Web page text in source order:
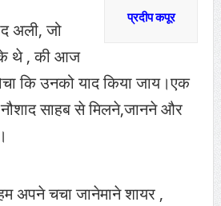
प्रदीप कपूर
अली, जो
थे , की आज
कि उनको याद किया जाय।एक
साहब से मिलने,जानने और
अपने चचा जानेमाने शायर ,